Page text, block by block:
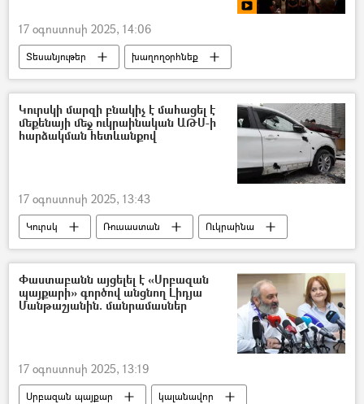
17 օգոստոսի 2025, 14:06
Տեսանյութեր
խաղողօրհնեք
Մարիամ Աստվածածնի ավետման տոն
Կուրսկի մարզի բնակիչ է մահացել է
մեքենայի մեջ ուկրաինական ԱԹՍ-ի
հարձակման հետևանքով
17 օգոստոսի 2025, 13:43
Կուրսկ Ռուսաստան
Ուկրաինա
Պատերազմ
Փաստաբանն այցելել է «Սրբազան
պայքարի» գործով անցնող Լիդյա
Մանթաշյանին. մանրամասներ
17 օգոստոսի 2025, 13:19
Սրբազան պայքար
կալանավոր